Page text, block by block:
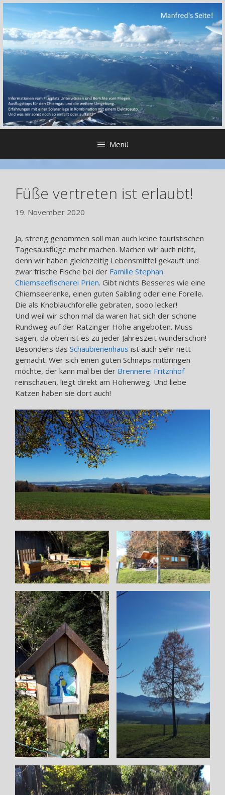
Zum
springen
Menü
Füße vertreten ist erlaubt!
19. November 2020
Ja, streng genommen soll man auch keine touristischen
Tagesausflüge mehr machen. Machen wir auch nicht,
denn wir haben gleichzeitig Lebensmittel gekauft und
zwar frische Fische bei der Familie Stephan
Chiemseefischerei Prien. Gibt nichts Besseres wie eine
Chiemseerenke, einen guten Saibling oder eine Forelle.
Die als Knoblauchforelle gebraten, sooo lecker!
Und weil wir schon mal da waren hat sich der schöne
Rundweg auf der Ratzinger Höhe angeboten. Muss
sagen, da oben ist es zu jeder Jahreszeit wunderschön!
Besonders das Schaubienenhaus ist auch sehr nett
gemacht. Wer sich einen guten Schnaps mitbringen
möchte, der kann mal bei der Brennerei Fritznhof
reinschauen, liegt direkt am Höhenweg. Und liebe
Katzen haben sie dort auch!